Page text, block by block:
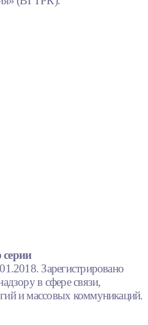
Зарегистрировано
в сфере связи,
и массовых коммуникаций.